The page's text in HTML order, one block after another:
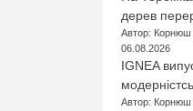
дерев
Автор:
06.08.2026
IGNEA
Автор: